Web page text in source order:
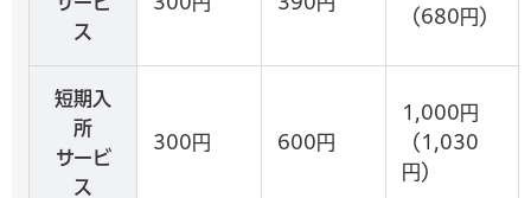
ス
（680円）
短期入
所
サービ
ス
300円 600円
1,000円
（1,030
円）